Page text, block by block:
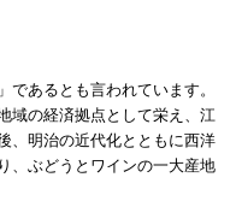
であるとも言われています。
域の経済拠点として栄え、江
、明治の近代化とともに西洋
、ぶどうとワインの一大産地